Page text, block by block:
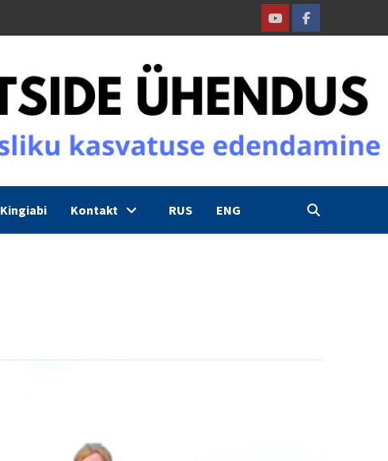
YoutubeFacebook
Kingiabi Kontakt RUS ENG